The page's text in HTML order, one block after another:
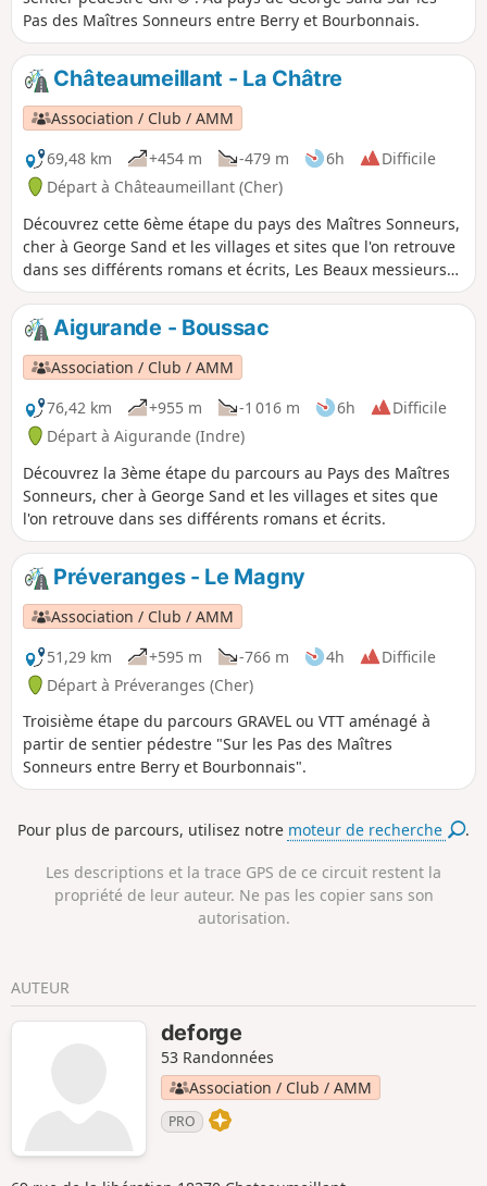
Pas des Maîtres Sonneurs entre Berry et Bourbonnais.
Châteaumeillant - La Châtre
Association / Club / AMM
69,48 km
+454 m -479 m 6h
Difficile
Départ à Châteaumeillant (Cher)
Découvrez cette 6ème étape du pays des Maîtres Sonneurs,
cher à George Sand et les villages et sites que l'on retrouve
dans ses différents romans et écrits, Les Beaux messieurs
de Bois doré, Mauprat, et Les Maîtres Sonneurs trame
principale du parcours.
Aigurande - Boussac
Association / Club / AMM
76,42 km
+955 m -1 016 m 6h
Difficile
Départ à Aigurande (Indre)
Découvrez la 3ème étape du parcours au Pays des Maîtres
Sonneurs, cher à George Sand et les villages et sites que
l'on retrouve dans ses différents romans et écrits.
Préveranges - Le Magny
Association / Club / AMM
51,29 km
+595 m -766 m 4h
Difficile
Départ à Préveranges (Cher)
Troisième étape du parcours GRAVEL ou VTT aménagé à
partir de sentier pédestre "Sur les Pas des Maîtres
Sonneurs entre Berry et Bourbonnais".
Pour plus de parcours, utilisez notre moteur de recherche .
Les descriptions et la trace GPS de ce circuit restent la
propriété de leur auteur. Ne pas les copier sans son
autorisation.
AUTEUR
deforge
53 Randonnées
Association / Club / AMM
PRO